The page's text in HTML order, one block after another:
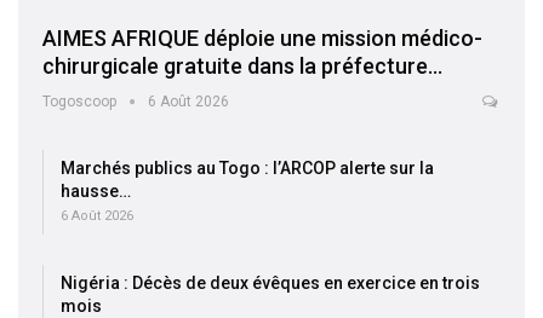
AIMES AFRIQUE déploie une mission médico-
chirurgicale gratuite dans la préfecture…
Togoscoop 6 Août 2026
Marchés publics au Togo : l’ARCOP alerte sur la
hausse…
6 Août 2026
Nigéria : Décès de deux évêques en exercice en trois
mois